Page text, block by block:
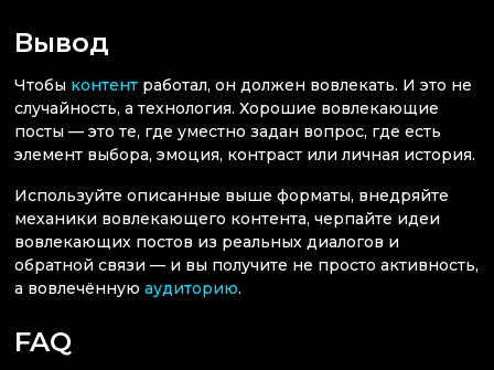
Вывод
Чтобы контент работал, он должен вовлекать. И это не
случайность, а технология. Хорошие вовлекающие
посты — это те, где уместно задан вопрос, где есть
элемент выбора, эмоция, контраст или личная история.
Используйте описанные выше форматы, внедряйте
механики вовлекающего контента, черпайте идеи
вовлекающих постов из реальных диалогов и
обратной связи — и вы получите не просто активность,
а вовлечённую аудиторию.
FAQ